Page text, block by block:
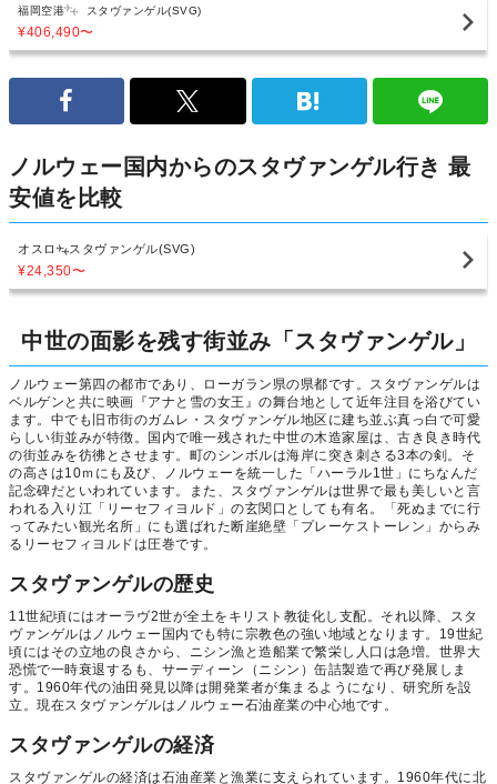
福岡空港 スタヴァンゲル(SVG)
¥406,490〜
ノルウェー国内からのスタヴァンゲル行き 最
安値を比較
オスロ スタヴァンゲル(SVG)
¥24,350〜
中世の面影を残す街並み「スタヴァンゲル」
ノルウェー第四の都市であり、ローガラン県の県都です。スタヴァンゲルは
ベルゲンと共に映画『アナと雪の女王』の舞台地として近年注目を浴びてい
ます。中でも旧市街のガムレ・スタヴァンゲル地区に建ち並ぶ真っ白で可愛
らしい街並みが特徴。国内で唯一残された中世の木造家屋は、古き良き時代
の街並みを彷彿とさせます。町のシンボルは海岸に突き刺さる3本の剣。そ
の高さは10ｍにも及び、ノルウェーを統一した「ハーラル1世」にちなんだ
記念碑だといわれています。また、スタヴァンゲルは世界で最も美しいと言
われる入り江「リーセフィヨルド」の玄関口としても有名。「死ぬまでに行
ってみたい観光名所」にも選ばれた断崖絶壁「プレーケストーレン」からみ
るリーセフィヨルドは圧巻です。
スタヴァンゲルの歴史
11世紀頃にはオーラヴ2世が全土をキリスト教徒化し支配。それ以降、スタ
ヴァンゲルはノルウェー国内でも特に宗教色の強い地域となります。19世紀
頃にはその立地の良さから、ニシン漁と造船業で繁栄し人口は急増。世界大
恐慌で一時衰退するも、サーディーン（ニシン）缶詰製造で再び発展しま
す。1960年代の油田発見以降は開発業者が集まるようになり、研究所を設
立。現在スタヴァンゲルはノルウェー石油産業の中心地です。
スタヴァンゲルの経済
スタヴァンゲルの経済は石油産業と漁業に支えられています。1960年代に北